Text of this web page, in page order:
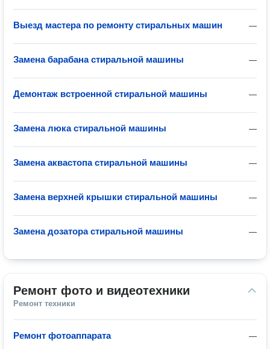
—
Выезд мастера по ремонту стиральных машин
—
Замена барабана стиральной машины
—
Демонтаж встроенной стиральной машины
—
Замена люка стиральной машины
—
Замена аквастопа стиральной машины
—
Замена верхней крышки стиральной машины
—
Замена дозатора стиральной машины
Ремонт фото и видеотехники
Ремонт техники
—
Ремонт фотоаппарата